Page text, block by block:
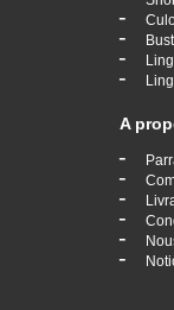
-
-
-
-
A
-
-
-
-
-
-